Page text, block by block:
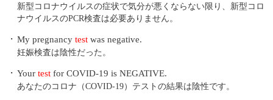
新型コロナウイルスの症状で気分が悪くならない限り、新型コロ
ナウイルスのPCR検査は必要ありません。
・ My pregnancy test was negative.
妊娠検査は陰性だった。
・ Your test for COVID-19 is NEGATIVE.
あなたのコロナ（COVID-19）テストの結果は陰性です。